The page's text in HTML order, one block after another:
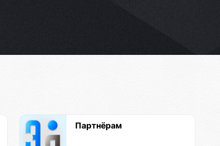
Партнёрам